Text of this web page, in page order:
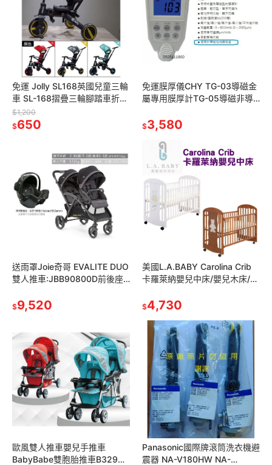
免運 Jolly SL168英國兒童三輪
車 SL-168摺疊三輪腳踏車折疊
三輪車摺疊腳踏車紅色黃色推
車 遛娃神器
$1,200
$650
免運膜厚儀CHY TG-03導磁金
屬專用膜厚計TG-05導磁非導
厚度計漆膜儀TG03 TG05
$3,580
送雨罩Joie奇哥 EVALITE DUO
雙人推車:JBB90800D前後座
推車雙胞胎推車
$9,520
美國L.A.BABY Carolina Crib
卡羅萊納嬰兒中床/嬰兒木床/實
兒床
$4,730
歐風雙人推車嬰兒手推車
BabyBabe雙胞胎推車B329雙
Panasonic國際牌滾筒洗衣機避
震器 NA-V180HW NA-